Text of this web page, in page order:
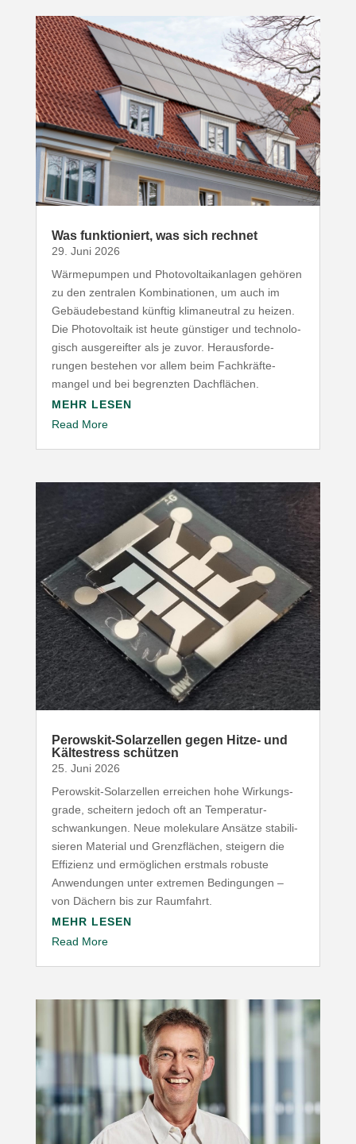
Was funk­tio­niert, was sich rechnet
29. Juni 2026
Wärme­pumpen und Photo­vol­ta­ik­an­lagen gehören
zu den zentralen Kombi­na­tionen, um auch im
Gebäu­de­be­stand künftig klima­neutral zu heizen.
Die Photo­voltaik ist heute günstiger und tech­no­lo­
gisch ausge­reifter als je zuvor. Heraus­for­de­
rungen bestehen vor allem beim Fach­kräf­te­
mangel und bei begrenzten Dachflächen.
MEHR LESEN
Read More
Perowskit-​Solarzellen gegen Hitze- und
Kälte­stress schützen
25. Juni 2026
Perowskit-​Solarzellen erreichen hohe Wirkungs­
grade, scheitern jedoch oft an Tempe­ra­tur­
schwan­kungen. Neue mole­kulare Ansätze stabi­li­
sieren Material und Grenz­flächen, steigern die
Effizienz und ermög­lichen erstmals robuste
Anwen­dungen unter extremen Bedin­gungen –
von Dächern bis zur Raumfahrt.
MEHR LESEN
Read More